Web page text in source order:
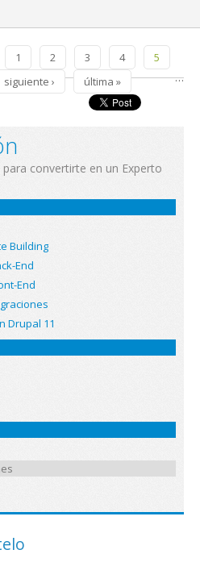
1 2 3 4
5
…
siguiente › última »
convertirte en un Experto
Building
End
End
Drupal 11